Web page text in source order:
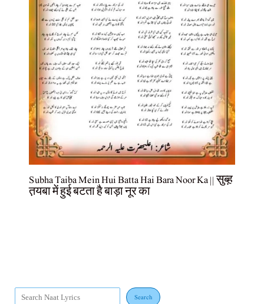
Subha Taiba Mein Hui Batta Hai Bara Noor Ka || सुब्ह़
त़यबा में हुई बटता है बाड़ा नूर का
Search